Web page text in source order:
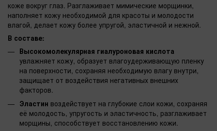
коже вокруг глаз. Разглаживает мимические морщинки,
наполняет кожу необходимой для красоты и молодости
влагой, делает кожу более упругой, эластичной и нежной.
В составе:
Высокомолекулярная гиалуроновая кислота
увлажняет кожу, образует влагоудерживающую пленку
на поверхности, сохраняя необходимую влагу внутри,
защищает от воздействия негативных внешних
факторов.
Эластин воздействует на глубокие слои кожи, сохраняя
её молодость, упругость и эластичность, разглаживает
морщины, способствует восстановлению кожи.